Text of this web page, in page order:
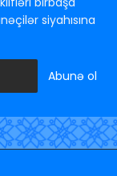
siyahısına
Abunə ol